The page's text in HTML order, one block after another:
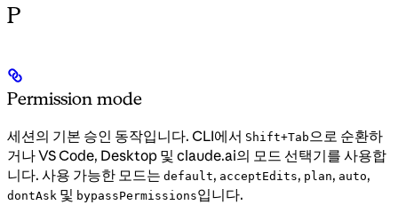
P
Permission mode
세션의 기본 승인 동작입니다. CLI에서 Shift+Tab으로 순환하
거나 VS Code, Desktop 및 claude.ai의 모드 선택기를 사용합
니다. 사용 가능한 모드는 default, acceptEdits, plan, auto,
dontAsk 및 bypassPermissions입니다.